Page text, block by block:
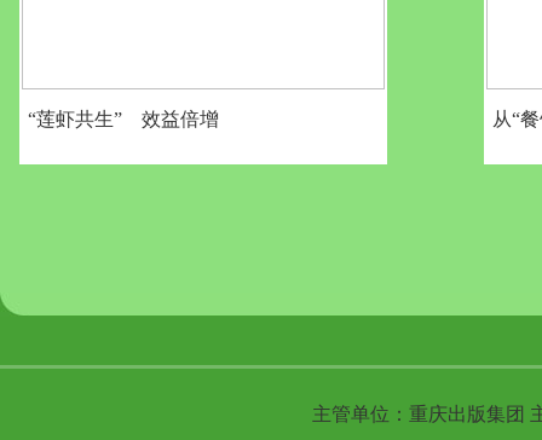
“莲虾共生” 效益倍增 从“
主管单位：重庆出版集团